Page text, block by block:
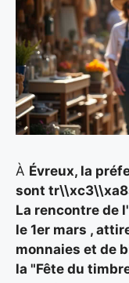
À Évreux, la
sont
La rencontre de
le 1er mars ,
monnaies et de
la "Fête du